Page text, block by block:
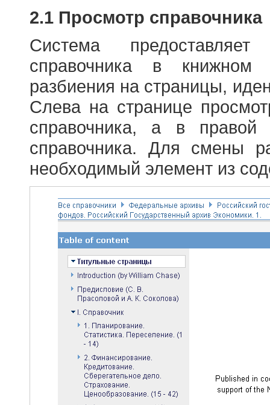
2.1 Просмотр справочника
Система
справочника в
разбиения на страницы,
Слева на странице
справочника, а в правой
справочника. Для смены
необходимый элемент из